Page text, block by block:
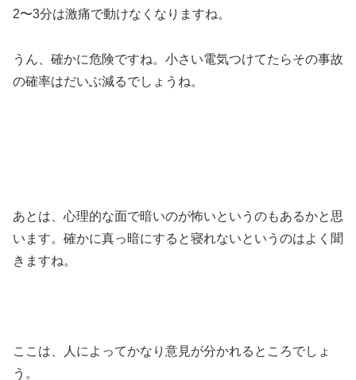
2〜3分は激痛で動けなくなりますね。
うん、確かに危険ですね。小さい電気つけてたらその事故
の確率はだいぶ減るでしょうね。
あとは、心理的な面で暗いのが怖いというのもあるかと思
います。確かに真っ暗にすると寝れないというのはよく聞
きますね。
ここは、人によってかなり意見が分かれるところでしょ
う。